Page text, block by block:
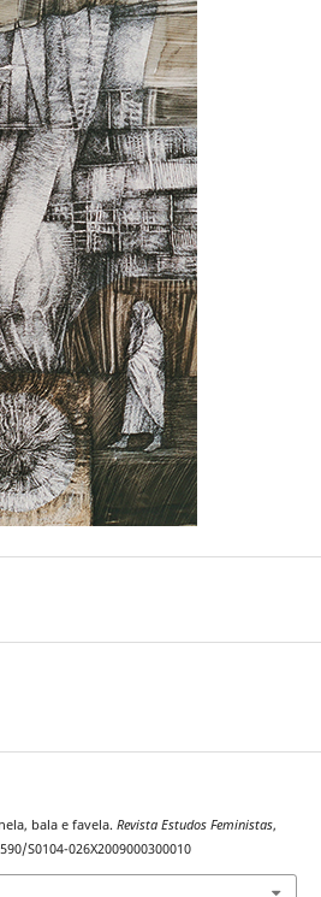
bala e favela. Revista Estudos Feministas,
S0104-026X2009000300010